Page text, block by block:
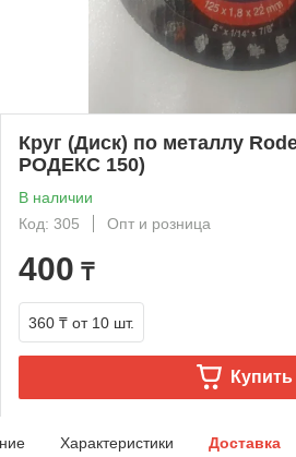
Круг (Диск) по металлу
РОДЕКС 150)
В наличии
Код: 305
Опт и розница
400 ₸
360 ₸ от 10 шт.
Купить
Характеристики Доставка